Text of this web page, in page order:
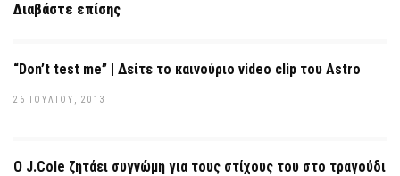
Διαβάστε επίσης
“Don’t test me” | Δείτε το καινούριο video clip του Astro
26 ΙΟΥΛΊΟΥ, 2013
O J.Cole ζητάει συγνώμη για τους στίχους του στο τραγούδι